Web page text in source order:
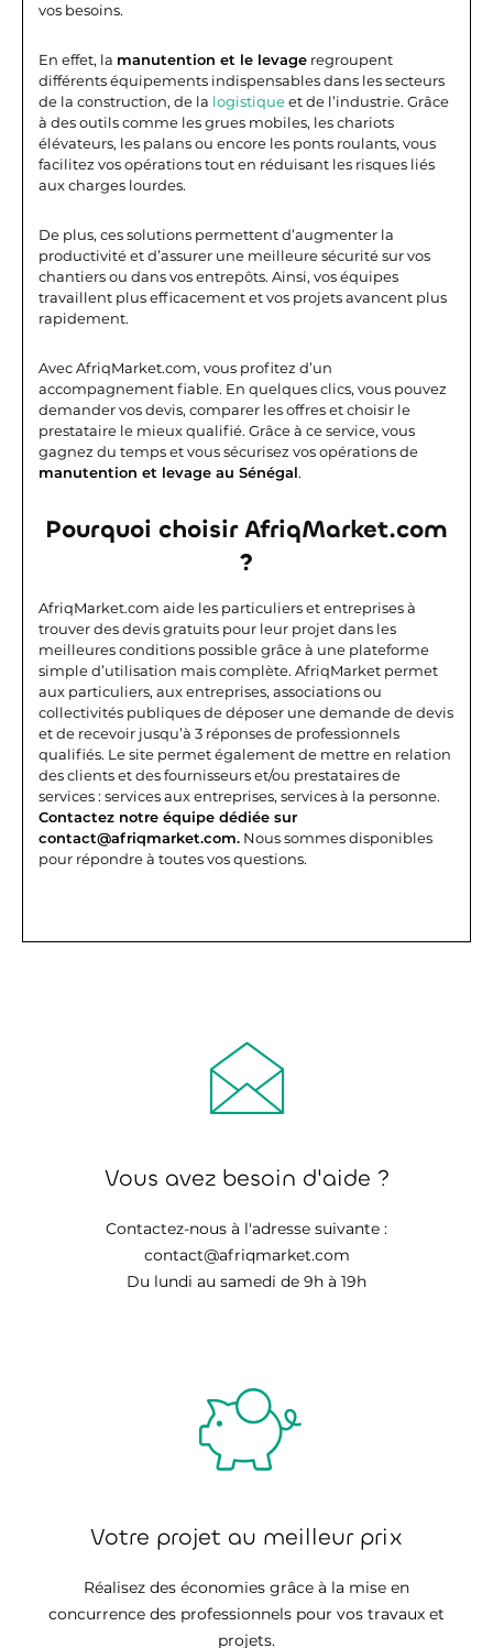
vos besoins.
En effet, la manutention et le levage regroupent
différents équipements indispensables dans les secteurs
de la construction, de la logistiqueet de l’industrie. Grâce
à des outils comme les grues mobiles, les chariots
élévateurs, les palans ou encore les ponts roulants, vous
facilitez vos opérations tout en réduisant les risques liés
aux charges lourdes.
De plus, ces solutions permettent d’augmenter la
productivité et d’assurer une meilleure sécurité sur vos
chantiers ou dans vos entrepôts. Ainsi, vos équipes
travaillent plus efficacement et vos projets avancent plus
rapidement.
Avec AfriqMarket.com, vous profitez d’un
accompagnement fiable. En quelques clics, vous pouvez
demander vos devis, comparer les offres et choisir le
prestataire le mieux qualifié. Grâce à ce service, vous
gagnez du temps et vous sécurisez vos opérations de
manutention et levage au Sénégal.
Pourquoi choisir AfriqMarket.com
?
AfriqMarket.com aide les particuliers et entreprises à
trouver des devis gratuits pour leur projet dans les
meilleures conditions possible grâce à une plateforme
simple d’utilisation mais complète. AfriqMarket permet
aux particuliers, aux entreprises, associations ou
collectivités publiques de déposer une demande de devis
et de recevoir jusqu’à 3 réponses de professionnels
qualifiés. Le site permet également de mettre en relation
des clients et des fournisseurs et/ou prestataires de
services : services aux entreprises, services à la personne.
Contactez notre équipe dédiée sur
contact@afriqmarket.com. Nous sommes disponibles
pour répondre à toutes vos questions.
Vous avez besoin d'aide ?
Contactez-nous à l'adresse suivante :
contact@afriqmarket.com
Du lundi au samedi de 9h à 19h
Votre projet au meilleur prix
Réalisez des économies grâce à la mise en
concurrence des professionnels pour vos travaux et
projets.